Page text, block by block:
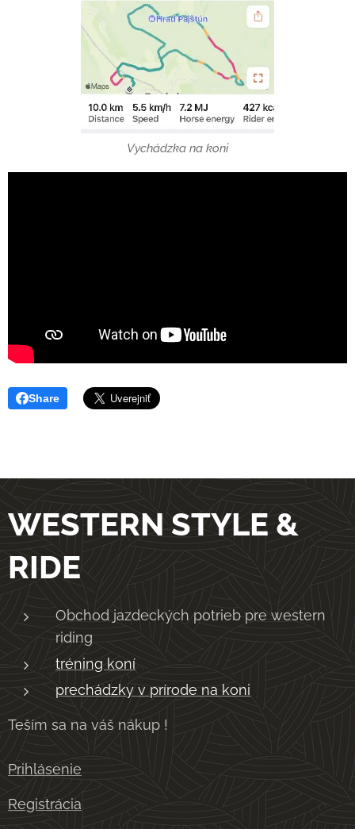
Vychádzka na koni
Share
WESTERN STYLE &
RIDE
Obchod jazdeckých potrieb pre western
riding
tréning koní
prechádzky v prírode na koni
Teším sa na váš nákup !
Prihlásenie
Registrácia